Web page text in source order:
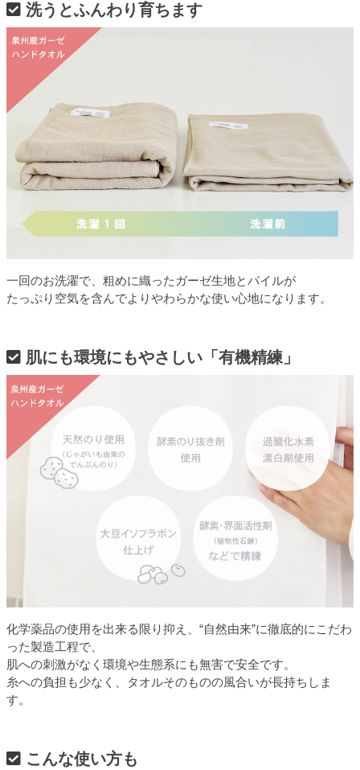
洗うとふんわり育ちます
一回のお洗濯で、粗めに織ったガーゼ生地とパイルが
たっぷり空気を含んでよりやわらかな使い心地になります。
肌にも環境にもやさしい「有機精練」
化学薬品の使用を出来る限り抑え、“自然由来”に徹底的にこだわ
った製造工程で、
肌への刺激がなく環境や生態系にも無害で安全です。
糸への負担も少なく、タオルそのものの風合いが長持ちしま
す。
こんな使い方も